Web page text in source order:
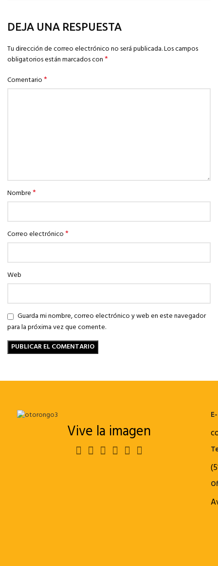
DEJA UNA RESPUESTA
Tu dirección de correo electrónico no será publicada.Los campos
obligatorios están marcados con*
Comentario*
Nombre*
Correo electrónico*
Web
Guarda mi nombre, correo electrónico y web en este navegador
para la próxima vez que comente.
Vive la imagen